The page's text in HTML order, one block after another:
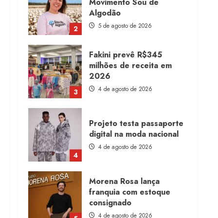
2
Algodão
5 de agosto de 2026
3
Fakini prevê R$345
milhões de receita em
2026
4 de agosto de 2026
4
Projeto testa passaporte
digital na moda nacional
4 de agosto de 2026
Morena Rosa lança
franquia com estoque
consignado
4 de agosto de 2026